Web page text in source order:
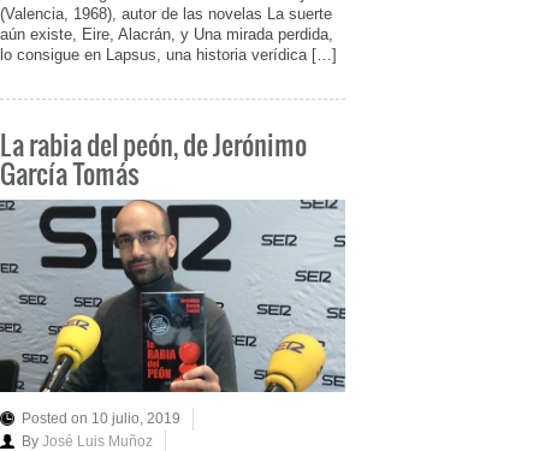
(Valencia, 1968), autor de las novelas La suerte
aún existe, Eire, Alacrán, y Una mirada perdida,
lo consigue en Lapsus, una historia verídica […]
La rabia del peón, de Jerónimo
García Tomás
Posted on 10 julio, 2019
By José Luis Muñoz